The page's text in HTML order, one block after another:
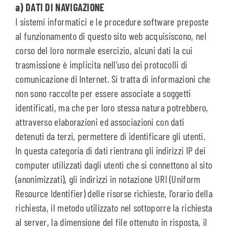
a) DATI DI NAVIGAZIONE
I sistemi informatici e le procedure software preposte
al funzionamento di questo sito web acquisiscono, nel
corso del loro normale esercizio, alcuni dati la cui
trasmissione è implicita nell’uso dei protocolli di
comunicazione di Internet. Si tratta di informazioni che
non sono raccolte per essere associate a soggetti
identificati, ma che per loro stessa natura potrebbero,
attraverso elaborazioni ed associazioni con dati
detenuti da terzi, permettere di identificare gli utenti.
In questa categoria di dati rientrano gli indirizzi IP dei
computer utilizzati dagli utenti che si connettono al sito
(anonimizzati), gli indirizzi in notazione URI (Uniform
Resource Identifier) delle risorse richieste, l’orario della
richiesta, il metodo utilizzato nel sottoporre la richiesta
al server, la dimensione del file ottenuto in risposta, il